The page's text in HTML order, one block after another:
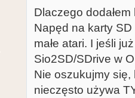
Dlaczego
Napęd na karty
małe atari. I jeśli
Sio2SD/SDrive w
Nie oszukujmy
nieczęsto używa